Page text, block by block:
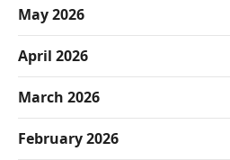
May 2026
April 2026
March 2026
February 2026